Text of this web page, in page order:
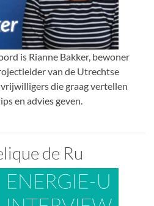
is Rianne Bakker, bewoner
van de Utrechtse
die graag vertellen
en advies geven.
de Ru